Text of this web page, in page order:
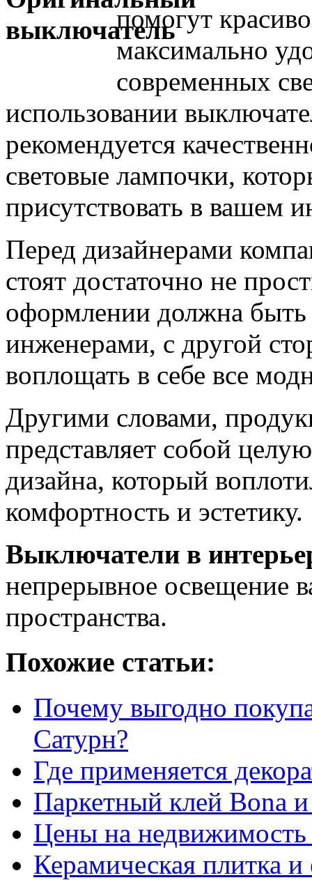
помогут
максимально
современных
использовании
рекомендуется
световые лампочки,
присутствовать в вашем
Перед дизайнерами
стоят достаточно не
оформлении должна быть
инженерами, с другой
воплощать в себе все
Другими словами,
представляет собой
дизайна, который
комфортность и эстетику.
Выключатели в
непрерывное освещение
пространства.
Похожие статьи:
Почему выгодно
Сатурн?
Где применяется
Паркетный клей Bona и
Цены на недвижимость
Керамическая плитка и